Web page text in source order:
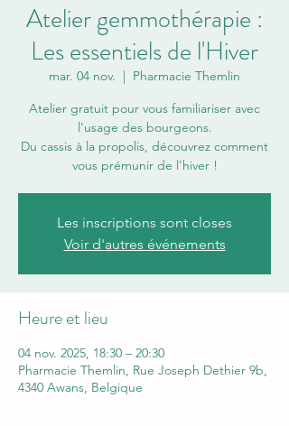
Atelier gemmothérapie :
Les essentiels de l'Hiver
mar. 04 nov.
  |
Pharmacie Themlin
Atelier gratuit pour vous familiariser avec
l'usage des bourgeons.
Du cassis à la propolis, découvrez comment
vous prémunir de l'hiver !
Les inscriptions sont closes
Voir d'autres événements
Heure et lieu
04 nov. 2025, 18:30 – 20:30
Pharmacie Themlin, Rue Joseph Dethier 9b,
4340 Awans, Belgique